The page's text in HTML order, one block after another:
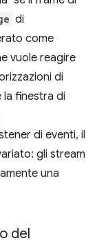
di
come
vuole reagire
di
finestra di
di eventi, il
gli stream
una
del